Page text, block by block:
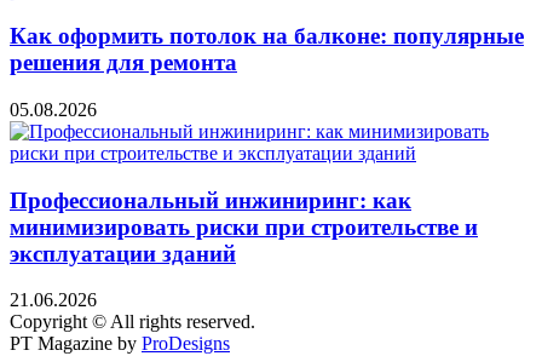
Как оформить потолок на балконе: популярные
решения для ремонта
05.08.2026
Профессиональный инжиниринг: как
минимизировать риски при строительстве и
эксплуатации зданий
21.06.2026
Copyright © All rights reserved.
PT Magazine by ProDesigns